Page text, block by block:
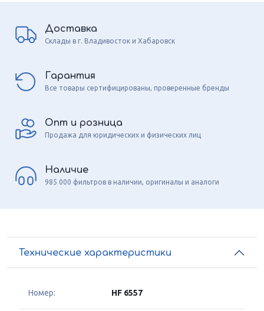
Доставка
Склады в г. Владивосток и Хабаровск
Гарантия
Все товары сертифицированы, проверенные бренды
Опт и розница
Продажа для юридических и физических лиц
Наличие
985 000 фильтров в наличии, оригиналы и аналоги
Технические характеристики
Номер: HF 6557